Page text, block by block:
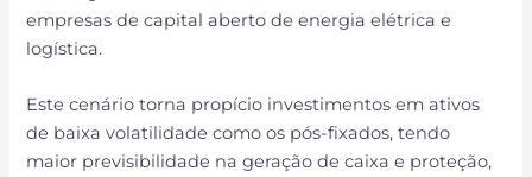
empresas de capital aberto de energia elétrica e
logística.
Este cenário torna propício investimentos em ativos
de baixa volatilidade como os pós-fixados, tendo
maior previsibilidade na geração de caixa e proteção,